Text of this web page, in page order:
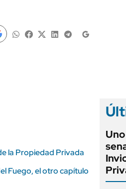
la Propiedad Privada
Fuego, el otro capítulo